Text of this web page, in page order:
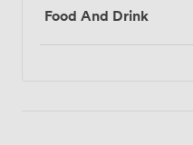
Food And Drink